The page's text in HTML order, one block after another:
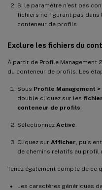
Si le paramètre n’est pas
fichiers ne figurant pas dans
conteneur de profils.
Exclure les fichiers du
À partir de Profile Management
du conteneur de profils. Les
Sous Profile Management
double-cliquez sur les
conteneur de profils
Sélectionnez Activé
Cliquez sur Afficher , puis
de chemins relatifs au profil
Tenez également compte de ce
Les caractères génériques